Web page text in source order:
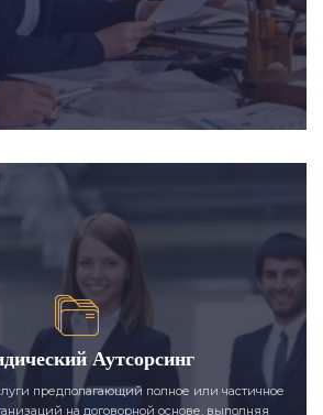
Аутсорсинг
предполагающий полное или частичное
на договорной основе, выполняя